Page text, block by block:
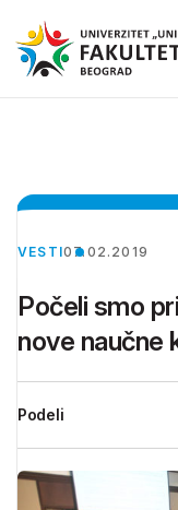
VESTI07.02.2019
Počeli smo
nove naučne
Podeli